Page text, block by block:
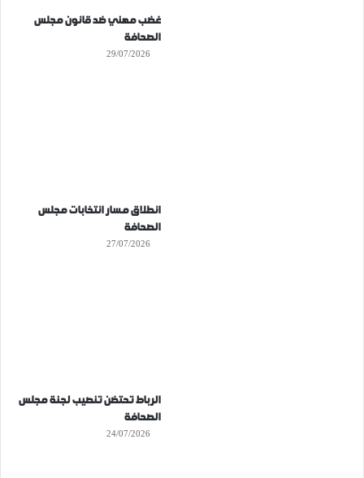
غضب مهني ضد قانون مجلس
الصحافة
29/07/2026
انطلاق مسار انتخابات مجلس
الصحافة
27/07/2026
الرباط تحتضن تنصيب لجنة مجلس
الصحافة
24/07/2026